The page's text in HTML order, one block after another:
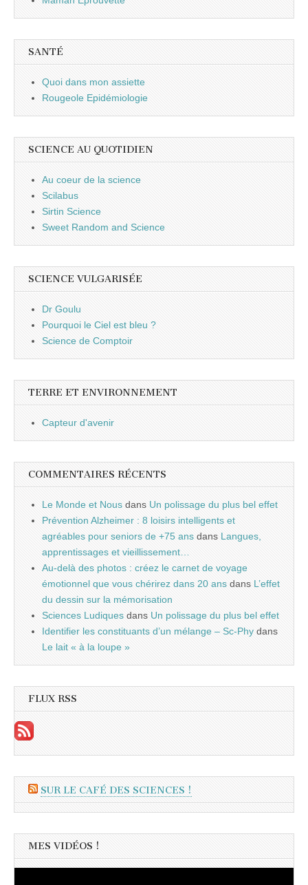
SANTÉ
Quoi dans mon assiette
Rougeole Epidémiologie
SCIENCE AU QUOTIDIEN
Au coeur de la science
Scilabus
Sirtin Science
Sweet Random and Science
SCIENCE VULGARISÉE
Dr Goulu
Pourquoi le Ciel est bleu ?
Science de Comptoir
TERRE ET ENVIRONNEMENT
Capteur d'avenir
COMMENTAIRES RÉCENTS
Le Monde et Nous dans Un polissage du plus bel effet
Prévention Alzheimer : 8 loisirs intelligents et
agréables pour seniors de +75 ans dans Langues,
apprentissages et vieillissement…
Au-delà des photos : créez le carnet de voyage
émotionnel que vous chérirez dans 20 ans dans L’effet
du dessin sur la mémorisation
Sciences Ludiques dans Un polissage du plus bel effet
Identifier les constituants d’un mélange – Sc-Phy dans
Le lait « à la loupe »
FLUX RSS
SUR LE CAFÉ DES SCIENCES !
MES VIDÉOS !